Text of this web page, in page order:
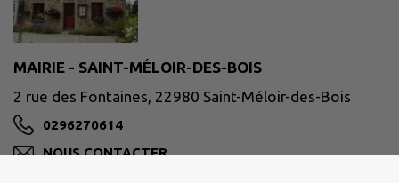
MAIRIE - SAINT-MÉLOIR-DES-BOIS
2 rue des Fontaines, 22980 Saint-Méloir-des-Bois
0296270614
NOUS CONTACTER